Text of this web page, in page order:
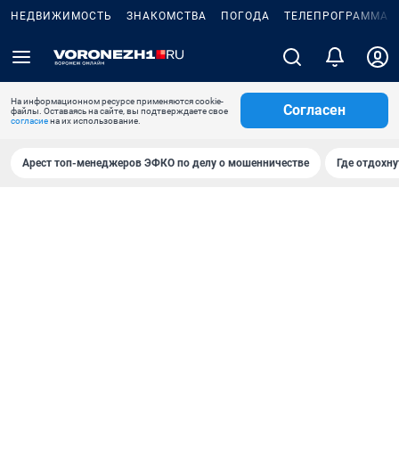
НЕДВИЖИМОСТЬ ЗНАКОМСТВА ПОГОДА ТЕЛЕПРОГРАММА
На информационном ресурсе применяются cookie-
файлы. Оставаясь на сайте, вы подтверждаете свое
согласиена их использование.
Согласен
Арест топ-менеджеров ЭФКО по делу о мошенничестве Где